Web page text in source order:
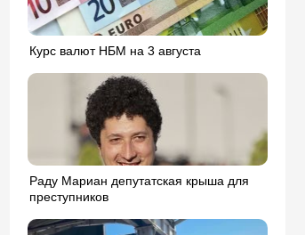
Курс валют НБМ на 3 августа
Раду Мариан депутатская крыша для
преступников